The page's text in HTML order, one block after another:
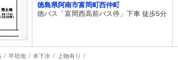
徳島県阿南市富岡町西仲町
徳バス「富岡西高前バス停」下車 徒歩5分
平坦地 本下水 上物有り